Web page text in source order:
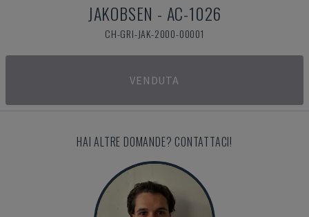
JAKOBSEN - AC-1026
CH-GRI-JAK-2000-00001
VENDUTA
HAI ALTRE DOMANDE? CONTATTACI!